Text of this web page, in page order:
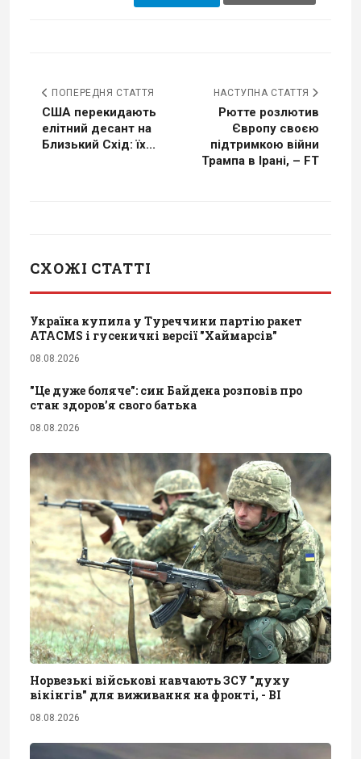
ПОПЕРЕДНЯ СТАТТЯ
США перекидають
елітний десант на
Близький Схід: їх...
НАСТУПНА СТАТТЯ
Рютте розлютив
Європу своєю
підтримкою війни
Трампа в Ірані, – FT
СХОЖІ СТАТТІ
Україна купила у Туреччини партію ракет
ATACMS і гусеничні версії "Хаймарсів"
08.08.2026
"Це дуже боляче": син Байдена розповів про
стан здоров’я свого батька
08.08.2026
Норвезькі військові навчають ЗСУ "духу
вікінгів" для виживання на фронті, - BI
08.08.2026